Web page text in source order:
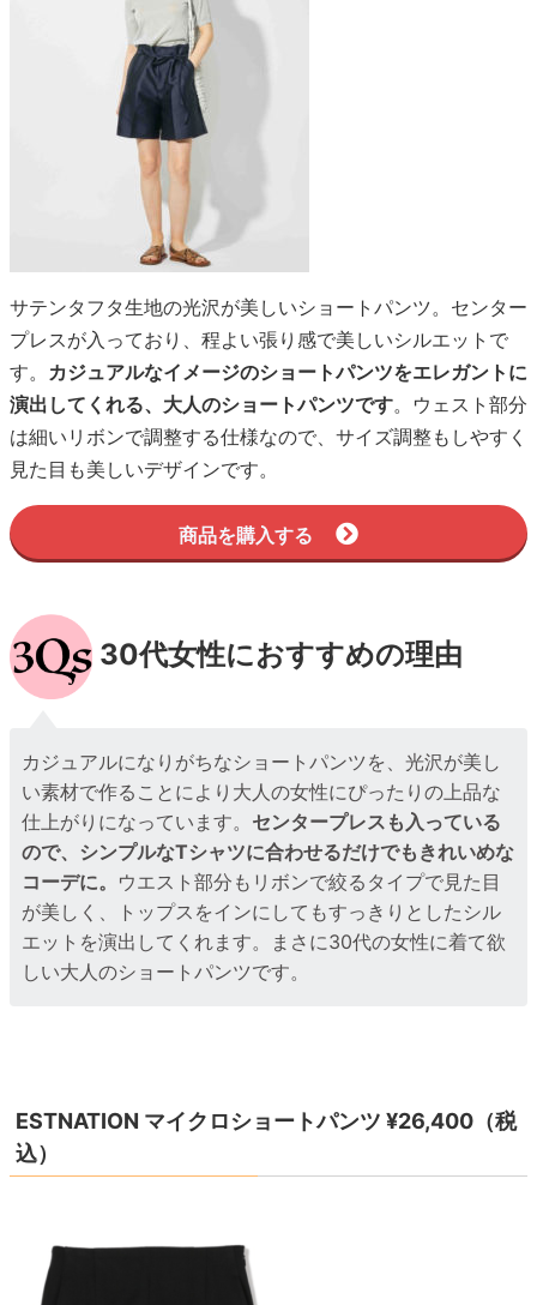
サテンタフタ生地の光沢が美しいショートパンツ。センター
プレスが入っており、程よい張り感で美しいシルエットで
す。 カジュアルなイメージのショートパンツをエレガントに
演出してくれる、大人のショートパンツです。ウェスト部分
は細いリボンで調整する仕様なので、サイズ調整もしやすく
見た目も美しいデザインです。
商品を購入する
30代女性におすすめの理由
カジュアルになりがちなショートパンツを、光沢が美し
い素材で作ることにより大人の女性にぴったりの上品な
仕上がりになっています。 センタープレスも入っている
ので、シンプルなTシャツに合わせるだけでもきれいめな
コーデに。 ウエスト部分もリボンで絞るタイプで見た目
が美しく、トップスをインにしてもすっきりとしたシル
エットを演出してくれます。まさに30代の女性に着て欲
しい大人のショートパンツです。
ESTNATION マイクロショートパンツ ¥26,400（税
込）